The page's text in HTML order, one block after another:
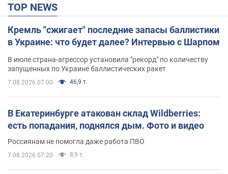
TOP NEWS
Кремль "сжигает" последние запасы баллистики
в Украине: что будет далее? Интервью с Шарпом
В июле страна-агрессор установила "рекорд" по количеству
запущенных по Украине баллистических ракет
7.08.2026 07:00 46,9 т.
В Екатеринбурге атакован склад Wildberries:
есть попадания, поднялся дым. Фото и видео
Россиянам не помогла даже работа ПВО
7.08.2026 07:20 8,9 т.